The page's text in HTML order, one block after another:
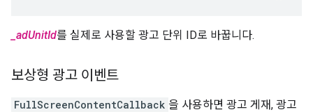
_adUnitId를 실제로 사용할 광고 단위 ID로 바꿉니다.
보상형 광고 이벤트
FullScreenContentCallback 을 사용하면 광고 게재, 광고